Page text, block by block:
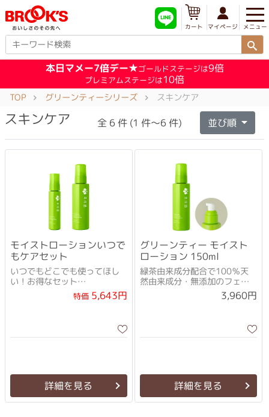
メニュー
マイページ
カート
本日マメー7倍デー★ゴールドステージは9倍
プレミアムステージは10倍
TOP グリーンティーシリーズ スキンケア
スキンケア 全 6 件 (1 件～6 件) 並び順
モイストローションいつで
もケアセット
いつでもどこでも使ってほし
い！お得なセット
天然由来100%・無添加（防腐
剤、合成界面活性剤、鉱物
のフェイス＆ボディローショ
特価5,643円
詳細を見る
グリーンティー モイスト
ローション 150ml
緑茶由来成分配合で100％天
然由来成分・無添加のフェイ
ス＆ボディローション3,960円
詳細を見る